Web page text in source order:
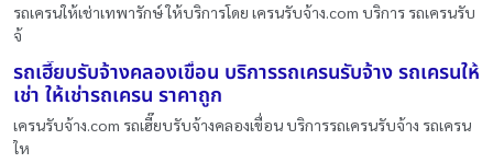
รถเครนให้เช่าเทพารักษ์ ให้บริการโดย เครนรับจ้าง.com บริการ รถเครนรับ
จ้
รถเฮี๊ยบรับจ้างคลองเขื่อน บริการรถเครนรับจ้าง รถเครนให้
เช่า ให้เช่ารถเครน ราคาถูก
เครนรับจ้าง.com รถเฮี๊ยบรับจ้างคลองเขื่อน บริการรถเครนรับจ้าง รถเครน
ให